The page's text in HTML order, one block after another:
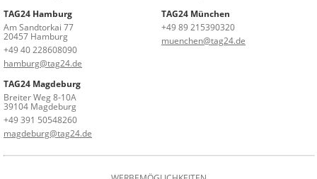
TAG24 Hamburg
Am Sandtorkai 77
20457 Hamburg
+49 40 228608090
hamburg@tag24.de
TAG24 München
+49 89 215390320
muenchen@tag24.de
TAG24 Magdeburg
Breiter Weg 8-10A
39104 Magdeburg
+49 391 50548260
magdeburg@tag24.de